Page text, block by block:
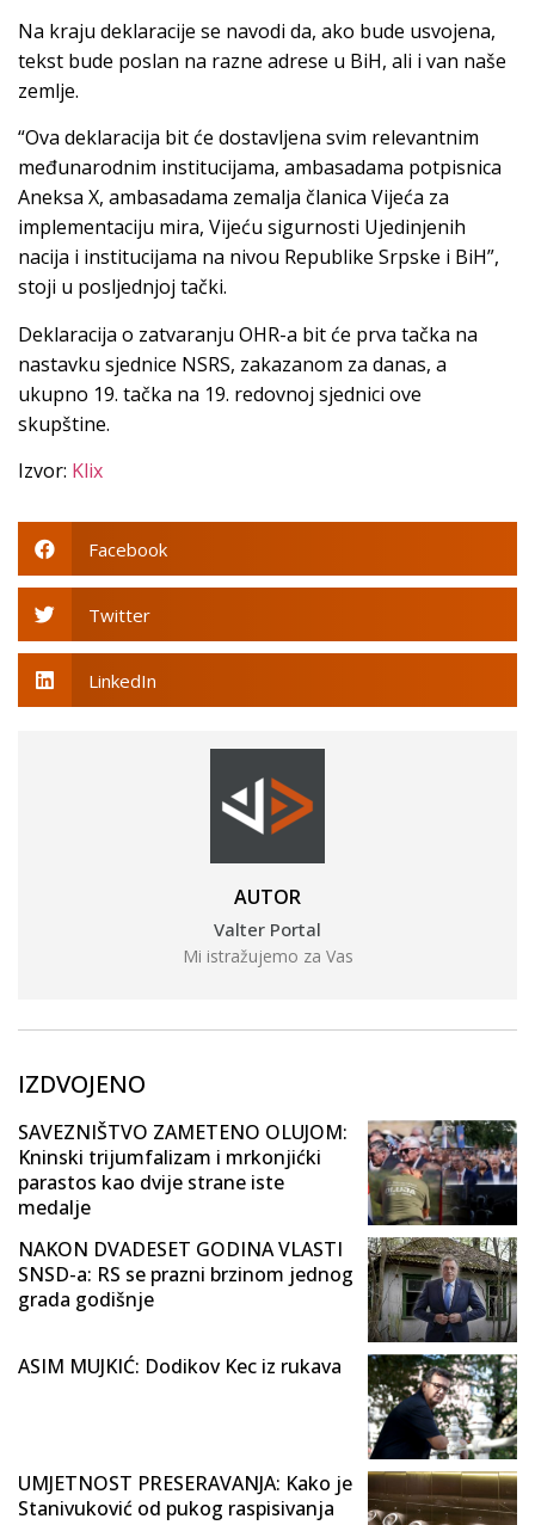
Na kraju deklaracije se navodi da, ako bude usvojena,
tekst bude poslan na razne adrese u BiH, ali i van naše
zemlje.
“Ova deklaracija bit će dostavljena svim relevantnim
međunarodnim institucijama, ambasadama potpisnica
Aneksa X, ambasadama zemalja članica Vijeća za
implementaciju mira, Vijeću sigurnosti Ujedinjenih
nacija i institucijama na nivou Republike Srpske i BiH”,
stoji u posljednjoj tački.
Deklaracija o zatvaranju OHR-a bit će prva tačka na
nastavku sjednice NSRS, zakazanom za danas, a
ukupno 19. tačka na 19. redovnoj sjednici ove
skupštine.
Izvor: Klix
Facebook
Twitter
LinkedIn
AUTOR
Valter Portal
Mi istražujemo za Vas
IZDVOJENO
SAVEZNIŠTVO ZAMETENO OLUJOM:
Kninski trijumfalizam i mrkonjićki
parastos kao dvije strane iste
medalje
NAKON DVADESET GODINA VLASTI
SNSD-a: RS se prazni brzinom jednog
grada godišnje
ASIM MUJKIĆ: Dodikov Kec iz rukava
UMJETNOST PRESERAVANJA: Kako je
Stanivuković od pukog raspisivanja